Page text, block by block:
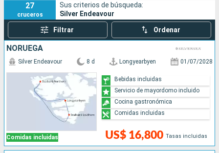
27
cruceros
Sus criterios de búsqueda:
Silver Endeavour
Filtrar Ordenar
NORUEGA
Comidas incluidas
Silver Endeavour 8 d Longyearbyen 01/07/2028
US$ 16,800 Tasas incluidas
Bebidas incluidas
Servicio de mayordomo incluido
Cocina gastronómica
Comidas incluidas